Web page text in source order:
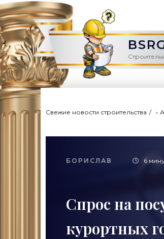
Свежие новости строительства »
БОРИСЛАВ 6
Спрос на
курортных